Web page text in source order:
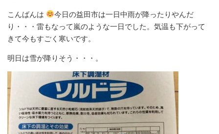
こんばんは
今日の益田市は一日中雨が降ったりやんだ
り・・・雷もなって嵐のような一日でした。気温も下がって
きて今もすごく寒いです。
明日は雪が降りそう・・・。